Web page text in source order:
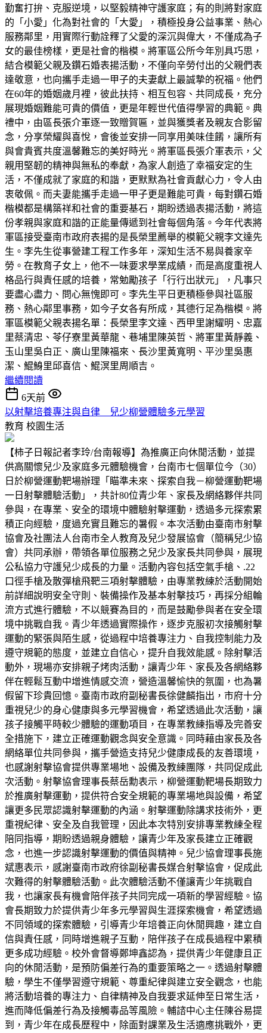
勤奮打拚、克服逆境，以堅毅精神守護家庭；有的則將對家庭
的「小愛」化為對社會的「大愛」，積極投身公益事業、熱心
服務鄰里，用實際行動詮釋了父愛的深沉與偉大，不僅成為子
女的最佳榜樣，更是社會的楷模。將軍區公所今年別具巧思，
結合模範父親及鑽石婚表揚活動，不僅向辛勞付出的父親們表
達敬意，也向攜手走過一甲子的夫妻獻上最誠摯的祝福。他們
在60年的婚姻歲月裡，彼此扶持、相互包容、共同成長，充分
展現婚姻難能可貴的價值，更是年輕世代值得學習的典範。典
禮中，由區長張介軍逐一致贈賀匾，並與獲獎者及親友合影留
念，分享榮耀與喜悅，會後並安排一同享用美味佳餚，讓所有
與會貴賓共度溫馨難忘的美好時光。將軍區長張介軍表示，父
親用堅韌的精神與無私的奉獻，為家人創造了幸福安定的生
活，不僅成就了家庭的和諧，更默默為社會貢獻心力，令人由
衷敬佩。而夫妻能攜手走過一甲子更是難能可貴，每對鑽石婚
楷模都是構築祥和社會的重要基石，期盼透過表揚活動，將這
份孝親與家庭和諧的正能量傳遞到社會每個角落。今年代表將
軍區接受臺南市政府表揚的是長榮里薦舉的模範父親李文達先
生。李先生從事營建工程工作多年，深知生活不易與養家辛
勞。在教育子女上，他不一味要求學業成績，而是高度重視人
格品行與責任感的培養，常勉勵孩子「行行出狀元」，凡事只
要盡心盡力、問心無愧即可。李先生平日更積極參與社區服
務、熱心鄰里事務，如今子女各有所成，其德行足為楷模。將
軍區模範父親表揚名單：長榮里李文達、西甲里謝耀明、忠嘉
里蔡清忠、苓仔寮里黃華龍、巷埔里陳英哲、將軍里黃靜義、
玉山里吳白正、廣山里陳福來、長沙里黃寬明、平沙里吳惠
潔、鯤鯓里邱喜信、鯤溟里周順吉。
繼續閱讀
6天前
以射擊培養專注與自律 兒少柳營體驗多元學習
教育 校園生活
【柿子日報記者李玲/台南報導】為推廣正向休閒活動，並提
供高關懷兒少及家庭多元體驗機會，台南市七個單位今（30）
日於柳營運動靶場辦理「瞄準未來、探索自我－柳營運動靶場
一日射擊體驗活動」，共計80位青少年、家長及網絡夥伴共同
參與，在專業、安全的環境中體驗射擊運動，透過多元探索累
積正向經驗，度過充實且難忘的暑假。本次活動由臺南市射擊
協會及社團法人台南市全人教育及兒少發展協會（簡稱兒少協
會）共同承辦，帶領各單位服務之兒少及家長共同參與，展現
公私協力守護兒少成長的力量。活動內容包括空氣手槍、.22
口徑手槍及散彈槍飛靶三項射擊體驗，由專業教練於活動開始
前詳細說明安全守則、裝備操作及基本射擊技巧，再採分組輪
流方式進行體驗，不以競賽為目的，而是鼓勵參與者在安全環
境中挑戰自我。青少年透過實際操作，逐步克服初次接觸射擊
運動的緊張與陌生感，從過程中培養專注力、自我控制能力及
遵守規範的態度，並建立自信心，提升自我效能感。除射擊活
動外，現場亦安排親子烤肉活動，讓青少年、家長及各網絡夥
伴在輕鬆互動中增進情感交流，營造溫馨愉快的氛圍，也為暑
假留下珍貴回憶。臺南市政府副秘書長徐健麟指出，市府十分
重視兒少的身心健康與多元學習機會，希望透過此次活動，讓
孩子接觸平時較少體驗的運動項目，在專業教練指導及完善安
全措施下，建立正確運動觀念與安全意識。同時藉由家長及各
網絡單位共同參與，攜手營造支持兒少健康成長的友善環境，
也感謝射擊協會提供專業場地、設備及教練團隊，共同促成此
次活動。射擊協會理事長蔡岳勳表示，柳營運動靶場長期致力
於推廣射擊運動，提供符合安全規範的專業場地與設備，希望
讓更多民眾認識射擊運動的內涵。射擊運動除講求技術外，更
重視紀律、安全及自我管理，因此本次特別安排專業教練全程
陪同指導，期盼透過親身體驗，讓青少年及家長建立正確觀
念，也進一步認識射擊運動的價值與精神。兒少協會理事長施
斌惠表示，感謝臺南市政府徐副秘書長媒合射擊協會，促成此
次難得的射擊體驗活動。此次體驗活動不僅讓青少年挑戰自
我，也讓家長有機會陪伴孩子共同完成一項新的學習經驗。協
會長期致力於提供青少年多元學習與生涯探索機會，希望透過
不同領域的探索體驗，引導青少年培養正向休閒興趣，建立自
信與責任感，同時增進親子互動，陪伴孩子在成長過程中累積
更多成功經驗。校外會督導鄭坤鑫認為，提供青少年健康且正
向的休閒活動，是預防偏差行為的重要策略之一。透過射擊體
驗，學生不僅學習遵守規範、尊重紀律與建立安全觀念，也能
將活動培養的專注力、自律精神及自我要求延伸至日常生活，
進而降低偏差行為及接觸毒品等風險。輔諮中心主任陳谷易提
到，青少年在成長歷程中，除面對課業及生活適應挑戰外，更